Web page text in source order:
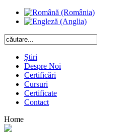
Știri
Despre Noi
Certificări
Cursuri
Certificate
Contact
Home